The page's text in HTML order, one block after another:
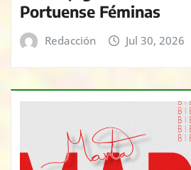
Portuense Féminas
Redacción Jul 30, 2026